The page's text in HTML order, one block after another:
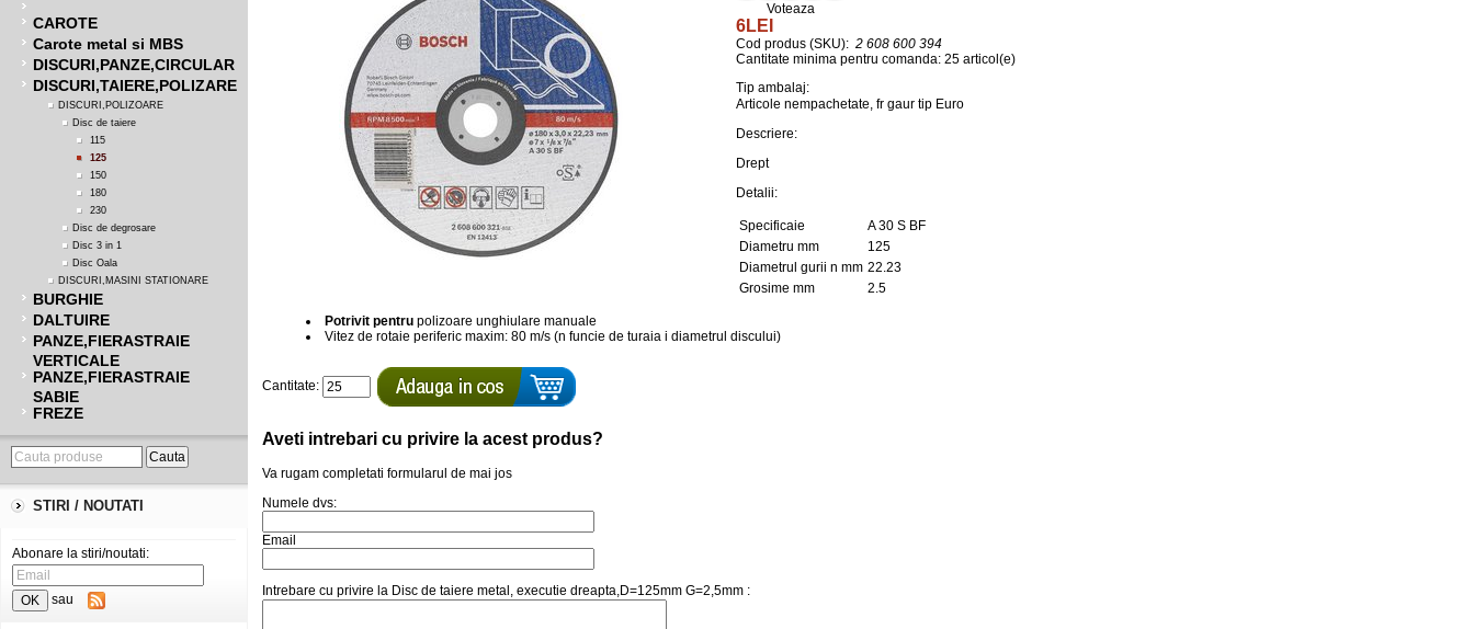
CAROTE
Carote metal si MBS
DISCURI,PANZE,CIRCULAR
DISCURI,TAIERE,POLIZARE
DISCURI,POLIZOARE
Disc de taiere
115
125
150
180
230
Disc de degrosare
Disc 3 in 1
Disc Oala
DISCURI,MASINI STATIONARE
BURGHIE
DALTUIRE
PANZE,FIERASTRAIE
VERTICALE
PANZE,FIERASTRAIE
SABIE
FREZE
STIRI / NOUTATI
Abonare la stiri/noutati:
sau
Voteaza
6LEI
Cod produs (SKU): 2 608 600 394
Cantitate minima pentru comanda: 25 articol(e)
Tip ambalaj:
Articole nempachetate, fr gaur tip Euro
Descriere:
Drept
Detalii:
Specificaie
A 30 S BF
Diametru mm
125
Diametrul gurii n mm 22.23
Grosime mm
2.5
Potrivit pentru polizoare unghiulare manuale
Vitez de rotaie periferic maxim: 80 m/s (n funcie de turaia i diametrul discului)
Cantitate:
Aveti intrebari cu privire la acest produs?
Va rugam completati formularul de mai jos
Numele dvs:
Email
Intrebare cu privire la Disc de taiere metal, executie dreapta,D=125mm G=2,5mm :